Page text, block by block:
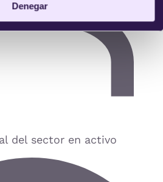
Denegar
del sector en activo